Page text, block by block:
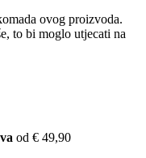
ovog proizvoda.
to bi moglo utjecati na
od € 49,90